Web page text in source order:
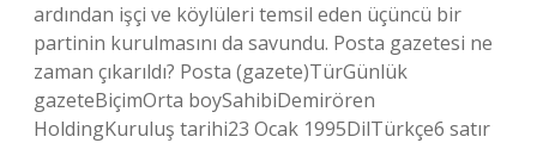
ardından işçi ve köylüleri temsil eden üçüncü bir
partinin kurulmasını da savundu. Posta gazetesi ne
zaman çıkarıldı? Posta (gazete)TürGünlük
gazeteBiçimOrta boySahibiDemirören
HoldingKuruluş tarihi23 Ocak 1995DilTürkçe6 satır